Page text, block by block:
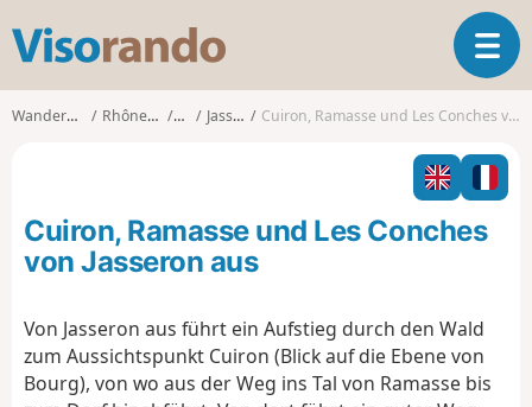
s
o
o
T
o
l
n
a
i
Wanderungen Rhône-Alpes Ain Jasseron Cuiron, Ramasse und Les Conches von Jasseron aus
Cuiron, Ramasse und Les Conches
von Jasseron aus
Von Jasseron aus führt ein Aufstieg durch den Wald
zum Aussichtspunkt Cuiron (Blick auf die Ebene von
Bourg), von wo aus der Weg ins Tal von Ramasse bis